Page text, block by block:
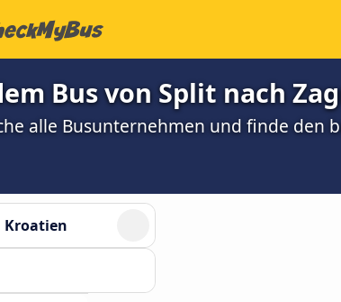
Bus von Split nach
alle Busunternehmen und finde den